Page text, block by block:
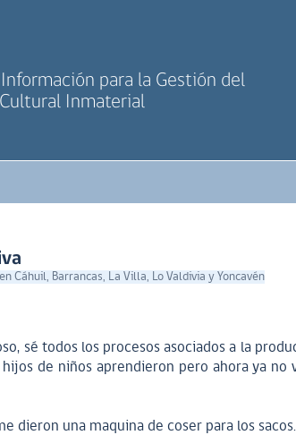
para la Gestión del
Inmaterial
Cáhuil, Barrancas, La Villa, Lo Valdivia y Yoncavén
sé todos los procesos asociados a la
de niños aprendieron pero ahora ya no
dieron una maquina de coser para los sacos.